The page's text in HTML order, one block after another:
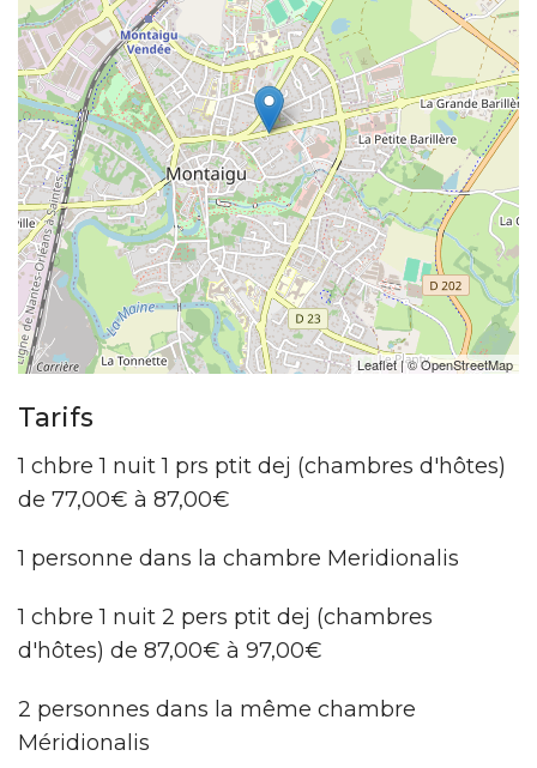
Leaflet| ©OpenStreetMap
Tarifs
1 chbre 1 nuit 1 prs ptit dej (chambres d'hôtes)
de 77,00€ à 87,00€
1 personne dans la chambre Meridionalis
1 chbre 1 nuit 2 pers ptit dej (chambres
d'hôtes) de 87,00€ à 97,00€
2 personnes dans la même chambre
Méridionalis